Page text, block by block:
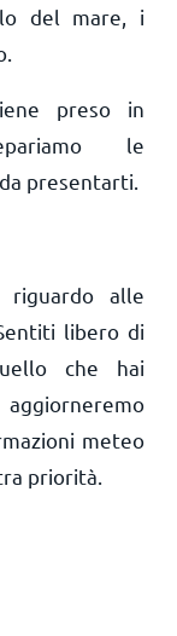
del mare, i
preso in
le
presentarti.
alle
libero di
che hai
meteo
priorità.